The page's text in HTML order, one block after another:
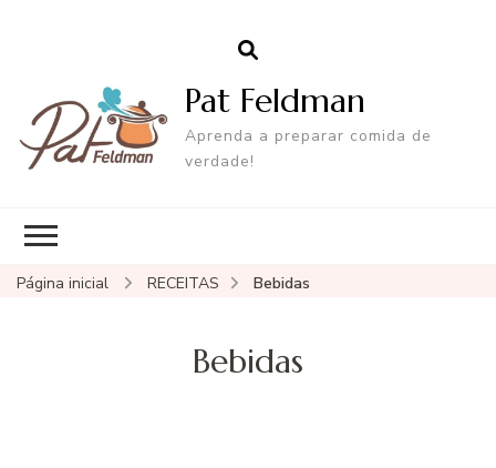
Pat Feldman
Aprenda a preparar comida de
verdade!
Página inicial RECEITAS Bebidas
Bebidas